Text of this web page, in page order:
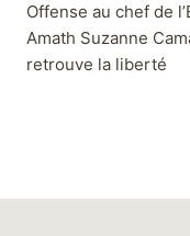
Offense au chef de
Amath Suzanne
retrouve la liberté